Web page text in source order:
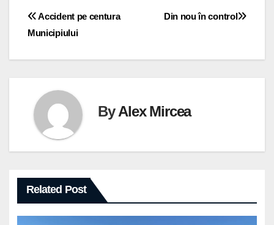
Navigare
Din nou în control
Accident pe centura
Municipiului
ByAlex Mircea
Related Post